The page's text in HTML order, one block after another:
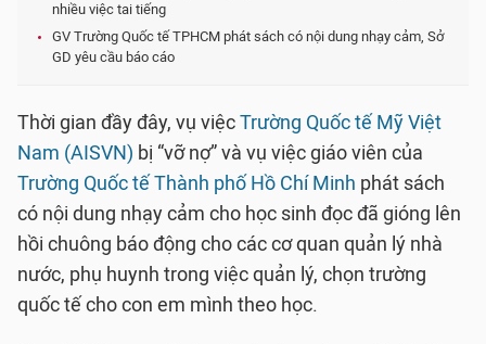
nhiều việc tai tiếng
GV Trường Quốc tế TPHCM phát sách có nội dung nhạy cảm, Sở
GD yêu cầu báo cáo
Thời gian đầy đây, vụ việcTrường Quốc tế Mỹ Việt
Nam (AISVN) bị “vỡ nợ” và vụ việc giáo viên của
Trường Quốc tế Thành phố Hồ Chí Minh phát sách
có nội dung nhạy cảm cho học sinh đọc đã gióng lên
hồi chuông báo động cho các cơ quan quản lý nhà
nước, phụ huynh trong việc quản lý, chọn trường
quốc tế cho con em mình theo học.